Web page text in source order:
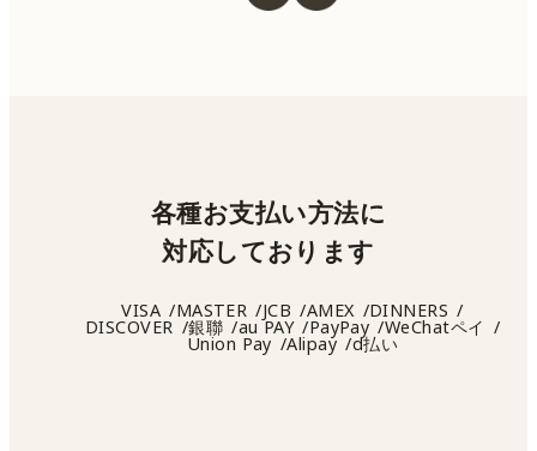
各種お支払い方法に
対応しております
VISA MASTER JCB AMEX DINNERS
DISCOVER 銀聯 au PAY PayPay WeChatペイ
Union Pay Alipay d払い